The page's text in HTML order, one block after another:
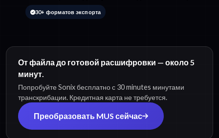
30+ форматов экспорта
От файла до готовой расшифровки — около 5
минут.
Попробуйте Sonix бесплатно с 30 minutes минутами
транскрибации. Кредитная карта не требуется.
Преобразовать MUS сейчас